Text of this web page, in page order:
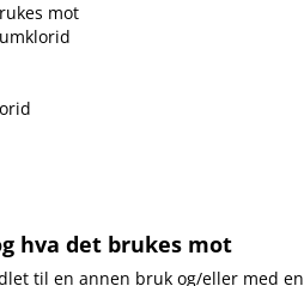
mot
hva det brukes mot
til en annen bruk og​/​eller med en